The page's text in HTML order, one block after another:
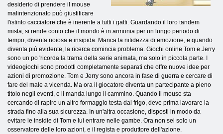
desiderio di prendere il mouse
malintenzionato può giustificare
l'istinto cacciatore che è inerente a tutti i gatti. Guardando il loro tandem
mista, si rende conto che il mondo è in armonia per un lungo periodo di
tempo, diventa noiosa e insipida. Manca la nitidezza di emozione, e quando
diventa più evidente, la ricerca comincia problema. Giochi online Tom e Jerry
sono un po 'ricorda la trama della serie animata, ma solo in piccola parte. I
videogiochi sono prodotti completamente separati che offre nuove idee per
azioni di promozione. Tom e Jerry sono ancora in fase di guerra e cercare di
fare del male a vicenda. Ma ora il giocatore diventa un partecipante a pieno
titolo negli eventi, e li manda lungo il cammino. Quando il mouse sta
cercando di rapire un altro formaggio testa dal frigo, deve prima lavorare la
strada fino alla sua sicurezza. In un'altra occasione, disposti in modo da
evitare le insidie ​​di Tom e lui entrare nelle gambe. Ora non sei solo un
osservatore delle loro azioni, e il regista e produttore dell'azione.